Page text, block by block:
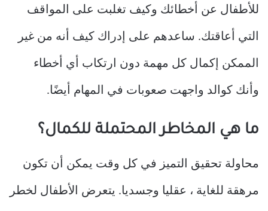
للأطفال عن أخطائك وكيف تغلبت على المواقف
التي أعاقتك. ساعدهم على إدراك كيف أنه من غير
الممكن إكمال كل مهمة دون ارتكاب أي أخطاء
وأنك كوالد واجهت صعوبات في المهام أيضًا.
ما هي المخاطر المحتملة للكمال؟
محاولة تحقيق التميز في كل وقت يمكن أن تكون
مرهقة للغاية ، عقليا وجسديا. يتعرض الأطفال لخطر